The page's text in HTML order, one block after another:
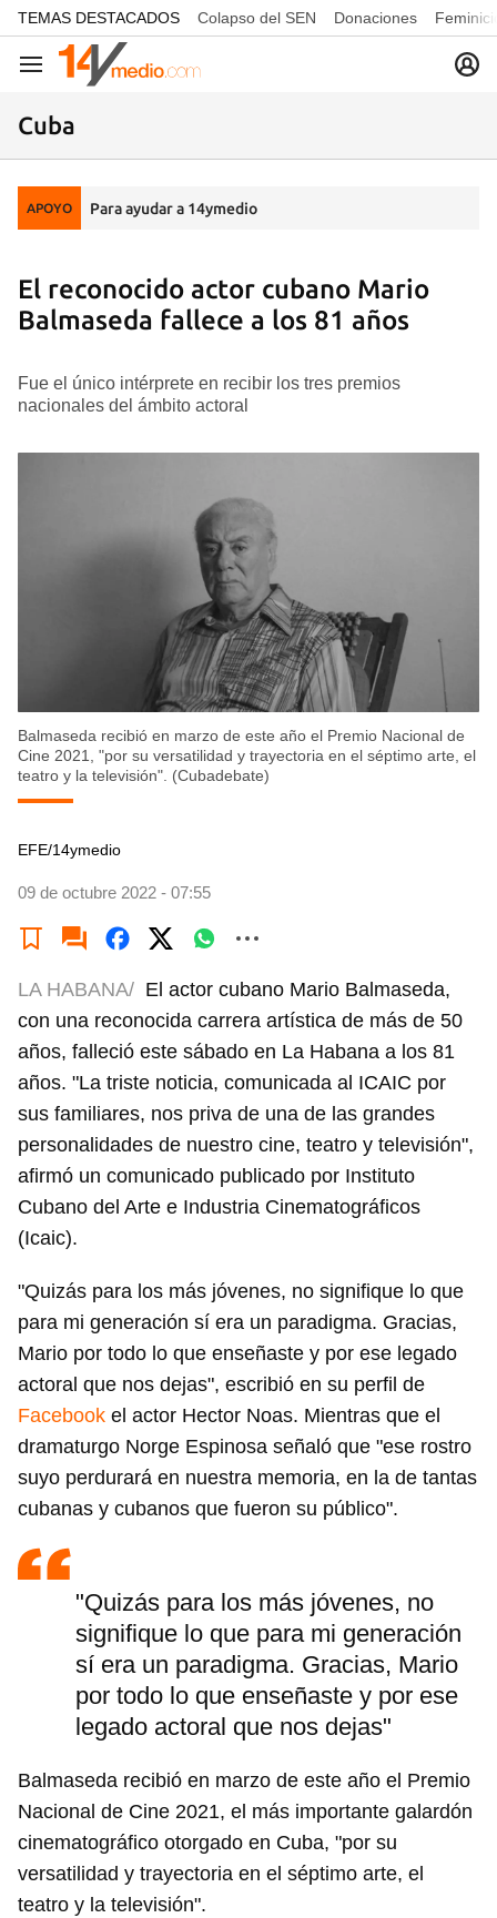
common.go-to-content
TEMAS DESTACADOS Colapso del SEN Donaciones
Navegación
Cuba
APOYO Para ayudar a 14ymedio
El reconocido actor cubano Mario
Balmaseda fallece a los 81 años
Fue el único intérprete en recibir los tres premios
nacionales del ámbito actoral
Balmaseda recibió en marzo de este año el Premio Nacional de
Cine 2021, "por su versatilidad y trayectoria en el séptimo arte, el
teatro y la televisión". (Cubadebate)
EFE/14ymedio
09 de octubre 2022 - 07:55
LA HABANA/ El actor cubano Mario Balmaseda,
con una reconocida carrera artística de más de 50
años, falleció este sábado en La Habana a los 81
años. "La triste noticia, comunicada al ICAIC por
sus familiares, nos priva de una de las grandes
personalidades de nuestro cine, teatro y televisión",
afirmó un comunicado publicado por Instituto
Cubano del Arte e Industria Cinematográficos
(Icaic).
"Quizás para los más jóvenes, no signifique lo que
para mi generación sí era un paradigma. Gracias,
Mario por todo lo que enseñaste y por ese legado
actoral que nos dejas", escribió en su perfil de
Facebook el actor Hector Noas. Mientras que el
dramaturgo Norge Espinosa señaló que "ese rostro
suyo perdurará en nuestra memoria, en la de tantas
cubanas y cubanos que fueron su público".
"Quizás para los más jóvenes, no
signifique lo que para mi generación
sí era un paradigma. Gracias, Mario
por todo lo que enseñaste y por ese
legado actoral que nos dejas"
Balmaseda recibió en marzo de este año el Premio
Nacional de Cine 2021, el más importante galardón
cinematográfico otorgado en Cuba, "por su
versatilidad y trayectoria en el séptimo arte, el
teatro y la televisión".